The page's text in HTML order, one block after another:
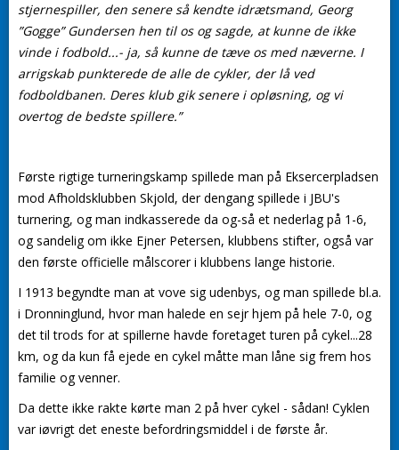
stjernespiller, den senere så kendte idrætsmand, Georg
”Gogge” Gundersen hen til os og sagde, at kunne de ikke
vinde i fodbold...- ja, så kunne de tæve os med næverne. I
arrigskab punkterede de alle de cykler, der lå ved
fodboldbanen. Deres klub gik senere i opløsning, og vi
overtog de bedste spillere.”
Første rigtige turneringskamp spillede man på Eksercerpladsen
mod Afholdsklubben Skjold, der dengang spillede i JBU's
turnering, og man indkasserede da og-så et nederlag på 1-6,
og sandelig om ikke Ejner Petersen, klubbens stifter, også var
den første officielle målscorer i klubbens lange historie.
I 1913 begyndte man at vove sig udenbys, og man spillede bl.a.
i Dronninglund, hvor man halede en sejr hjem på hele 7-0, og
det til trods for at spillerne havde foretaget turen på cykel...28
km, og da kun få ejede en cykel måtte man låne sig frem hos
familie og venner.
Da dette ikke rakte kørte man 2 på hver cykel - sådan! Cyklen
var iøvrigt det eneste befordringsmiddel i de første år.